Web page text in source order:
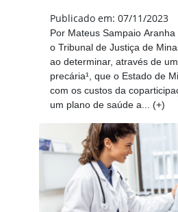
Publicado em: 07/11/2023
Por Mateus Sampaio
o Tribunal de Justiça de
ao determinar, através de
precária¹, que o Estado de
com os custos da
um plano de saúde a... (+)